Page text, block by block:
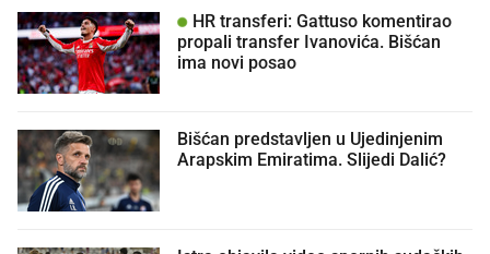
HR transferi: Gattuso komentirao
propali transfer Ivanovića. Bišćan
ima novi posao
Bišćan predstavljen u Ujedinjenim
Arapskim Emiratima. Slijedi Dalić?